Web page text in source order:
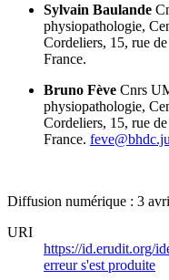
Sylvain Baulande
physiopathologie,
Cordeliers, 15, rue
France.
Bruno Fève Cnrs
physiopathologie,
Cordeliers, 15, rue
France.
Diffusion numérique : 3
URI
https://id.erudit.org/
erreur s'est produite